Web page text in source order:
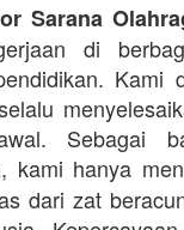
Sarana
di
Kami
Sebagai
, kami hanya
dari zat